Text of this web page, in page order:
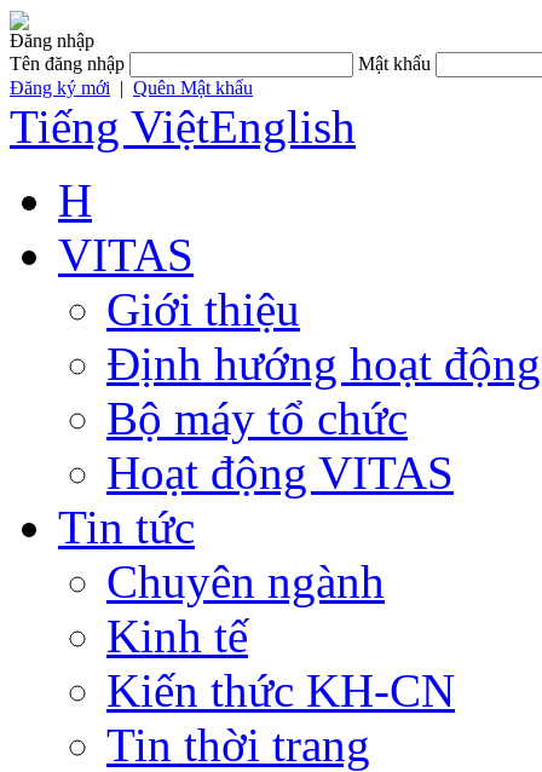
Đăng nhập
Tên đăng nhập
Mật khẩu
Đăng ký mới | Quên Mật khẩu
Tiếng ViệtEnglish
H
VITAS
Giới thiệu
Định hướng hoạt động
Bộ máy tổ chức
Hoạt động VITAS
Tin tức
Chuyên ngành
Kinh tế
Kiến thức KH-CN
Tin thời trang